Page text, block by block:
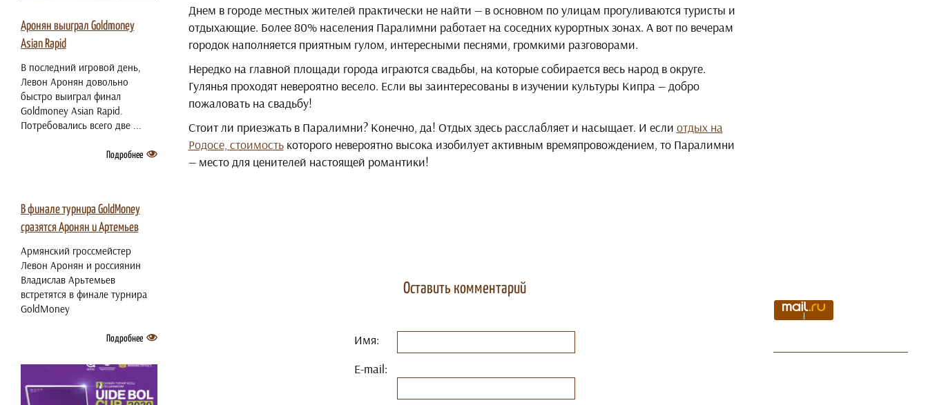
Аронян выиграл Goldmoney
Asian Rapid
В последний игровой день,
Левон Аронян довольно
быстро выиграл финал
Goldmoney Asian Rapid.
Потребовались всего две ...
Подробнее
В финале турнира GoldMoney
сразятся Аронян и Артемьев
Армянский гроссмейстер
Левон Аронян и россиянин
Владислав Арьтемьев
встретятся в финале турнира
GoldMoney
Подробнее
Днем в городе местных жителей практически не найти — в основном по улицам прогуливаются туристы и
отдыхающие. Более 80% населения Паралимни работает на соседних курортных зонах. А вот по вечерам
городок наполняется приятным гулом, интересными песнями, громкими разговорами.
Нередко на главной площади города играются свадьбы, на которые собирается весь народ в округе.
Гулянья проходят невероятно весело. Если вы заинтересованы в изучении культуры Кипра — добро
пожаловать на свадьбу!
Стоит ли приезжать в Паралимни? Конечно, да! Отдых здесь расслабляет и насыщает. И если отдых на
Родосе, стоимостькоторого невероятно высока изобилует активным времяпровождением, то Паралимни
— место для ценителей настоящей романтики!
Оставить комментарий
Имя:
E-mail: